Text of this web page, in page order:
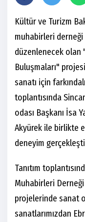
Kültür ve Turizm
muhabirleri derneği
düzenlenecek olan
Buluşmaları"
sanatı için
toplantısında
odası Başkanı İsa
Akyürek ile birlikte
deneyim
Tanıtım
Muhabirleri
projelerinde sanat
sanatlarımızdan